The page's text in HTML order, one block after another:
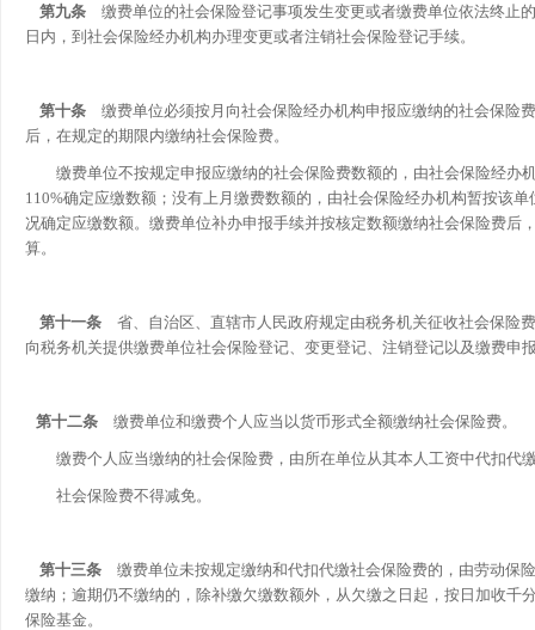
第九条 缴费单位的社会保险登记事项发生变更或者缴费单位依法终止
日内，到社会保险经办机构办理变更或者注销社会保险登记手续。
第十条 缴费单位必须按月向社会保险经办机构申报应缴纳的社会保险
后，在规定的期限内缴纳社会保险费。
缴费单位不按规定申报应缴纳的社会保险费数额的，由社会保险经办
110%确定应缴数额；没有上月缴费数额的，由社会保险经办机构暂按该
况确定应缴数额。缴费单位补办申报手续并按核定数额缴纳社会保险费后
算。
第十一条 省、自治区、直辖市人民政府规定由税务机关征收社会保险
向税务机关提供缴费单位社会保险登记、变更登记、注销登记以及缴费申
第十二条 缴费单位和缴费个人应当以货币形式全额缴纳社会保险费。
缴费个人应当缴纳的社会保险费，由所在单位从其本人工资中代扣代
社会保险费不得减免。
第十三条 缴费单位未按规定缴纳和代扣代缴社会保险费的，由劳动保
缴纳；逾期仍不缴纳的，除补缴欠缴数额外，从欠缴之日起，按日加收千
保险基金。